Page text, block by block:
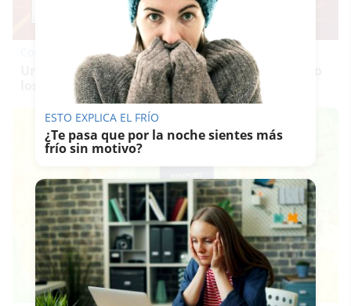
Corepunk MMORPG
Un verdadero MMORPG de la vieja escuela ¡Cómo
los de antes, pero mejor!
ESTO EXPLICA EL FRÍO
¿Te pasa que por la noche sientes más
frío sin motivo?